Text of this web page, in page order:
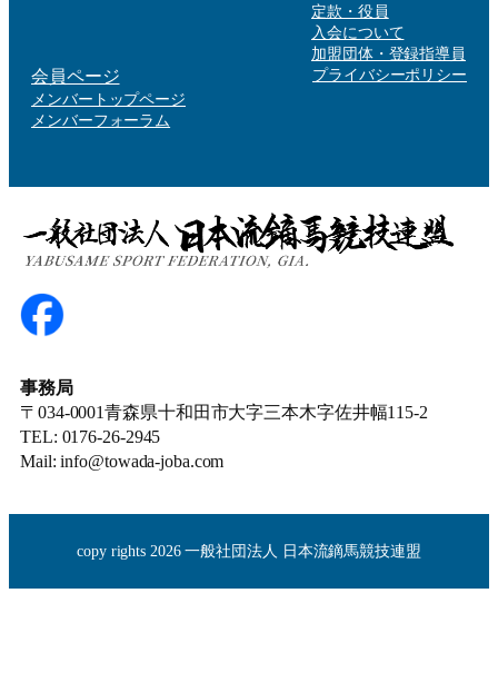
定款・役員
入会について
加盟団体・登録指導員
会員ページ
メンバートップページ
メンバーフォーラム
プライバシーポリシー
事務局
〒034-0001青森県十和田市大字三本木字佐井幅115-2
TEL: 0176-26-2945
Mail: info@towada-joba.com
copy rights 2026 一般社団法人 日本流鏑馬競技連盟